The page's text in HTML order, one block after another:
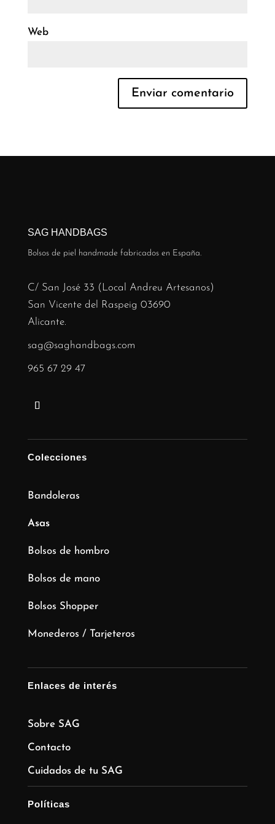
Web
SAG HANDBAGS
Bolsos de piel handmade fabricados en España.
C/ San José 33 (Local Andreu Artesanos)
San Vicente del Raspeig 03690
Alicante.
sag@saghandbags.com
965 67 29 47
Colecciones
Bandoleras
Asas
Bolsos de hombro
Bolsos de mano
Bolsos Shopper
Monederos / Tarjeteros
Enlaces de interés
Sobre SAG
Contacto
Cuidados de tu SAG
Políticas